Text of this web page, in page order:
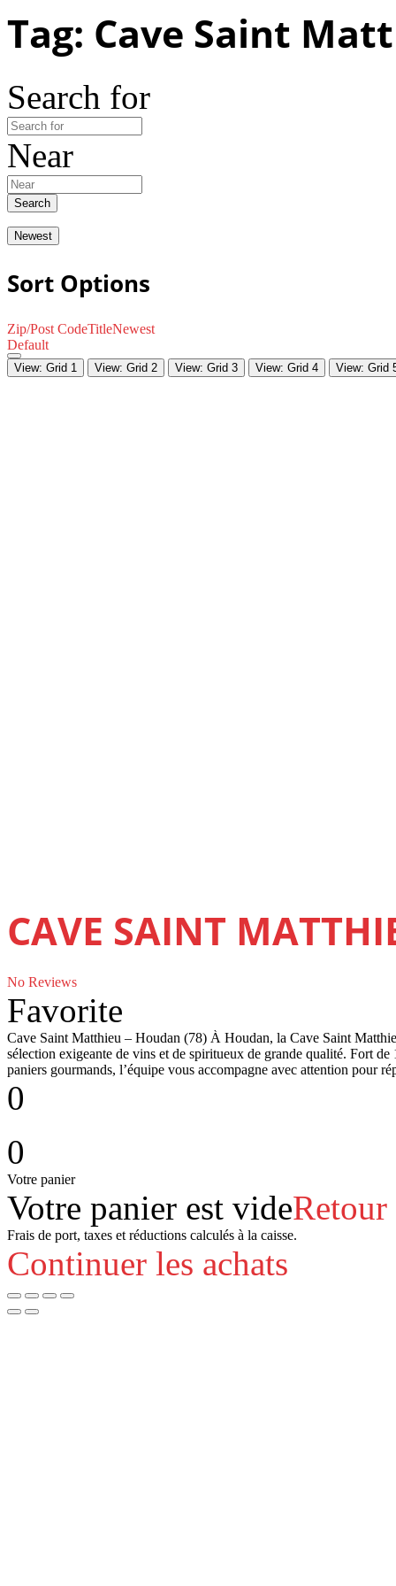
Tag: Cave Saint
Search for
Near
Search
Newest
Sort Options
Zip/Post CodeTitleNewest
Default
View: Grid 1 View: Grid 2 View: Grid 3 View: Grid 4 View: Grid
CAVE SAINT
No Reviews
Favorite
Cave Saint Matthieu – Houdan (78) À Houdan, la Cave Saint
sélection exigeante de vins et de spiritueux de grande qualité. Fort
paniers gourmands, l’équipe vous accompagne avec attention pour
0
0
Votre panier
Votre panier est vide
Frais de port, taxes et réductions calculés à la caisse.
Continuer les achats